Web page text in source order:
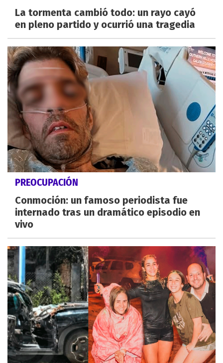
La tormenta cambió todo: un rayo cayó
en pleno partido y ocurrió una tragedia
PREOCUPACIÓN
Conmoción: un famoso periodista fue
internado tras un dramático episodio en
vivo